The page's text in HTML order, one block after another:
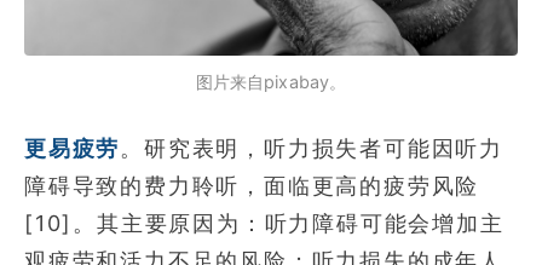
图片来自pixabay。
更易疲劳。研究表明，听力损失者可能因听力
障碍导致的费力聆听，面临更高的疲劳风险
[10]。其主要原因为：听力障碍可能会增加主